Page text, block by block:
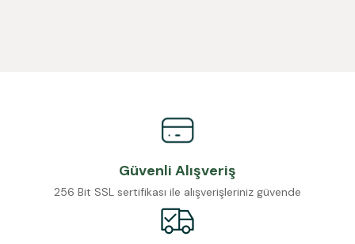
Güvenli Alışveriş
256 Bit SSL sertifikası ile alışverişleriniz güvende